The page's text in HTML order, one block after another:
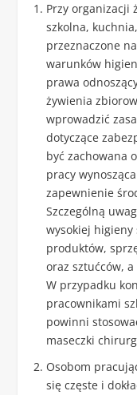
Przy organizacji
szkolna,
przeznaczone
warunków
prawa
żywienia
wprowadzić
dotyczące
być zachowana
pracy
zapewnienie
Szczególną
wysokiej higieny
produktów,
oraz sztućców,
W przypadku
pracownikami
powinni
maseczki
Osobom
się częste i